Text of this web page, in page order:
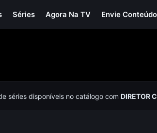
Séries Agora Na TV Envie
séries disponíveis no catálogo comDIRETOR